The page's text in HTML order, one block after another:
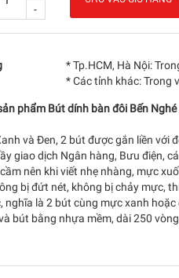
-
* Tp.HCM, Hà Nội:
* Các tỉnh khác: Trong
phẩm Bút dính bàn đôi Bến Nghé
và Đen, 2 bút được gắn liền với
giao dịch Ngân hàng, Bưu điện,
nên khi viết nhẹ nhàng, mực
bị đứt nét, không bị chảy mực,
là 2 bút cùng mực xanh
bút bằng nhựa mềm, dài 250